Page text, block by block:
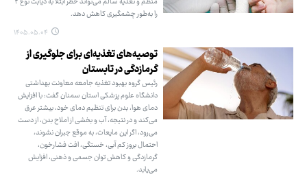
را به‌طور چشمگیری کاهش دهد.
۱۴۰۵.۰۵.۰۴
توصیه‌های تغذیه‌ای برای جلوگیری از
گرمازدگی در تابستان
رئیس گروه بهبود تغذیه جامعه معاونت بهداشتی
دانشگاه علوم پزشکی استان سمنان گفت: با افزایش
دمای هوا، بدن برای تنظیم دمای خود، بیشتر عرق
می‌کند و در نتیجه، آب و بخشی از املاح بدن، از دست
می‌رود، اگر این مایعات، به موقع جبران نشوند،
احتمال بروز کم آبی، خستگی، افت فشارخون،
گرمازدگی و کاهش توان جسمی و ذهنی، افزایش
می‌یابد.